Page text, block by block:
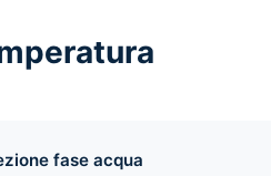
fase acqua